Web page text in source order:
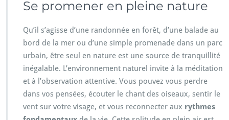
Se promener en pleine nature
Qu’il s’agisse d’une randonnée en forêt, d’une balade au
bord de la mer ou d’une simple promenade dans un parc
urbain, être seul en nature est une source de tranquillité
inégalable. L’environnement naturel invite à la méditation
et à l’observation attentive. Vous pouvez vous perdre
dans vos pensées, écouter le chant des oiseaux, sentir le
vent sur votre visage, et vous reconnecter aux rythmes